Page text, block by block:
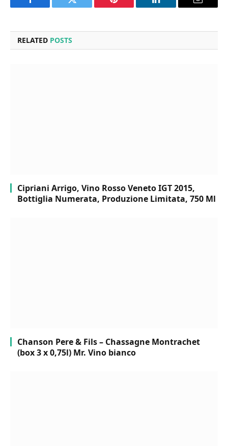
Facebook Twitter Pinterest LinkedIn Email
RELATED POSTS
Cipriani Arrigo, Vino Rosso Veneto IGT 2015,
Bottiglia Numerata, Produzione Limitata, 750 Ml
Chanson Pere & Fils – Chassagne Montrachet
(box 3 x 0,75l) Mr. Vino bianco